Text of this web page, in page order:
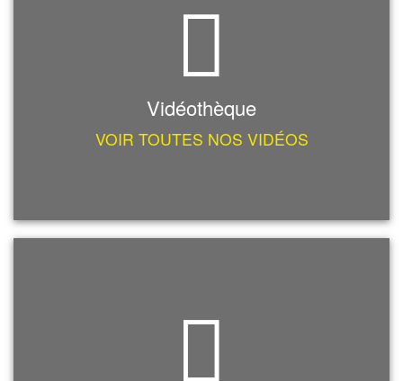
Vidéothèque
VOIR TOUTES NOS VIDÉOS